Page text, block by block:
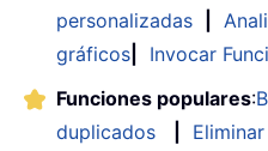
personalizadas
gráficos
Invocar
Funciones populares:
duplicados